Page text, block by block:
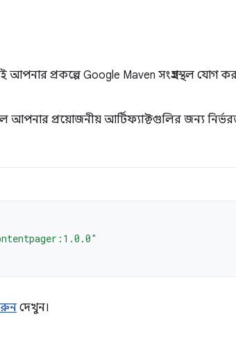
প্রকল্পে Google Maven সংগ্রহস্থল যোগ
আপনার প্রয়োজনীয় আর্টিফ্যাক্টগুলির জন্য
দেখুন।